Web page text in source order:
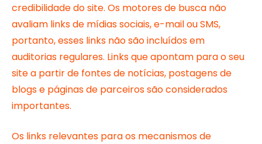
credibilidade do site. Os motores de busca não
avaliam links de mídias sociais, e-mail ou SMS,
portanto, esses links não são incluídos em
auditorias regulares. Links que apontam para o seu
site a partir de fontes de notícias, postagens de
blogs e páginas de parceiros são considerados
importantes.
Os links relevantes para os mecanismos de